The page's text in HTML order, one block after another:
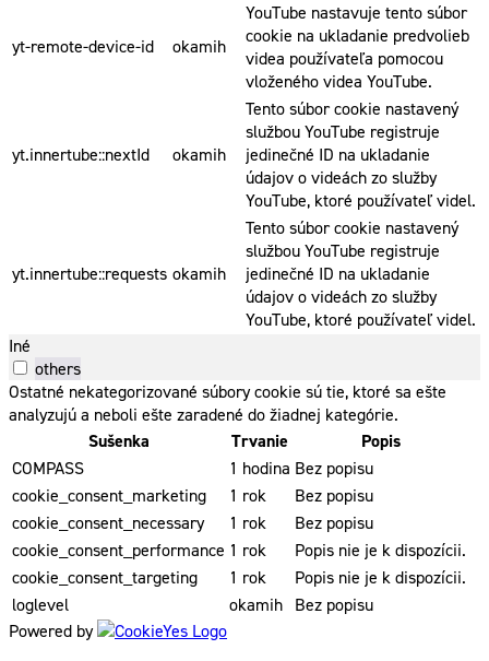
yt-remote-device-id okamih
YouTube nastavuje tento súbor
cookie na ukladanie predvolieb
videa používateľa pomocou
vloženého videa YouTube.
yt.innertube::nextId okamih
Tento súbor cookie nastavený
službou YouTube registruje
jedinečné ID na ukladanie
údajov o videách zo služby
YouTube, ktoré používateľ videl.
yt.innertube::requests okamih
Tento súbor cookie nastavený
službou YouTube registruje
jedinečné ID na ukladanie
údajov o videách zo služby
YouTube, ktoré používateľ videl.
Iné
others
Ostatné nekategorizované súbory cookie sú tie, ktoré sa ešte
analyzujú a neboli ešte zaradené do žiadnej kategórie.
Sušenka
Trvanie
Popis
COMPASS
1 hodina Bez popisu
cookie_consent_marketing
1 rok
Bez popisu
cookie_consent_necessary
1 rok
Bez popisu
cookie_consent_performance 1 rok
Popis nie je k dispozícii.
cookie_consent_targeting
1 rok
Popis nie je k dispozícii.
loglevel
okamih Bez popisu
Powered by